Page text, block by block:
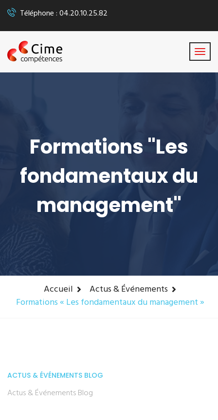
Téléphone : 04.20.10.25.82
Formations "Les
fondamentaux du
management"
Accueil
Actus & Événements
Formations « Les fondamentaux du management »
ACTUS & ÉVÉNEMENTS BLOG
Actus & ÉvénementsBlog